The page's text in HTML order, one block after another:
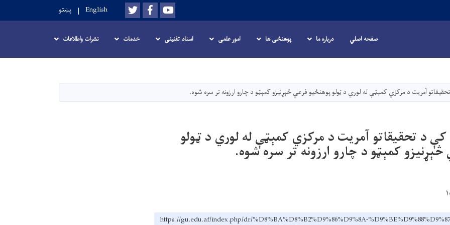
main
content
Youtube
Facebook
Twitter
English پښتو
صفحه اصلي درباره ما پوهنځی ها امور علمی اسناد تقنینی خدمات نشرات واطلاعات
آمریت د مرکزي کمېټې له لوري د ټولو پوهنځیو فرعي څېړنیزو کمېټو د چارو ارزونه تر سره شوه.
د تحقیقاتو آمریت د مرکزي کمېټې له لوري د ټولو
کمېټو د چارو ارزونه تر سره شوه.
https://gu.edu.af/index.php/dr/%D8%BA%D8%B2%D9%86%D9%8A-